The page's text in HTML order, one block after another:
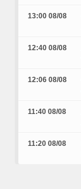
13:00 08/08
12:40 08/08
12:06 08/08
11:40 08/08
11:20 08/08